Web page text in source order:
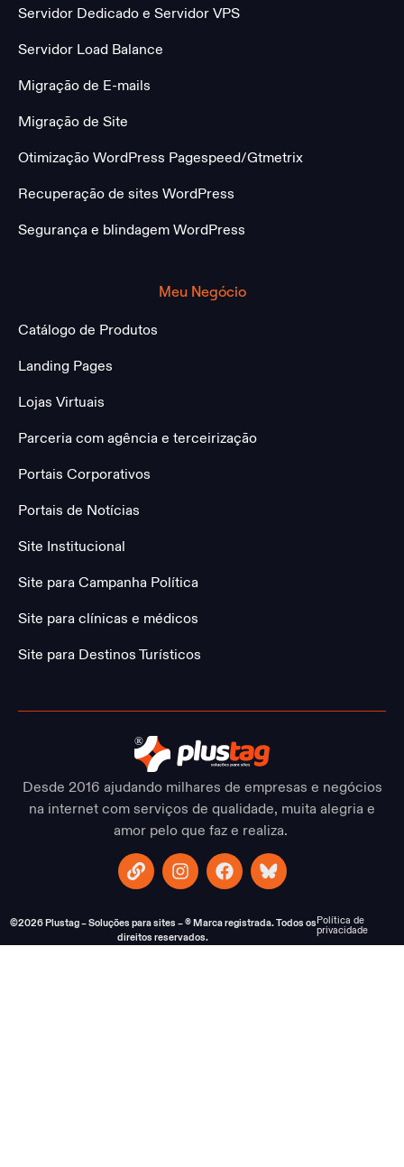
Servidor Dedicado e Servidor VPS
Servidor Load Balance
Migração de E-mails
Migração de Site
Otimização WordPress Pagespeed/Gtmetrix
Recuperação de sites WordPress
Segurança e blindagem WordPress
Meu Negócio
Catálogo de Produtos
Landing Pages
Lojas Virtuais
Parceria com agência e terceirização
Portais Corporativos
Portais de Notícias
Site Institucional
Site para Campanha Política
Site para clínicas e médicos
Site para Destinos Turísticos
Desde 2016 ajudando milhares de empresas e negócios
na internet com serviços de qualidade, muita alegria e
amor pelo que faz e realiza.
©2026 Plustag – Soluções para sites – ® Marca registrada. Todos os
direitos reservados.
Política de
privacidade